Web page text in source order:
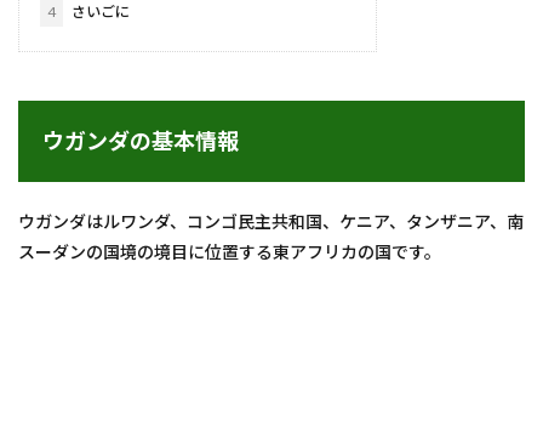
4 さいごに
ウガンダの基本情報
ウガンダはルワンダ、コンゴ民主共和国、ケニア、タンザニア、南
スーダンの国境の境目に位置する東アフリカの国です。